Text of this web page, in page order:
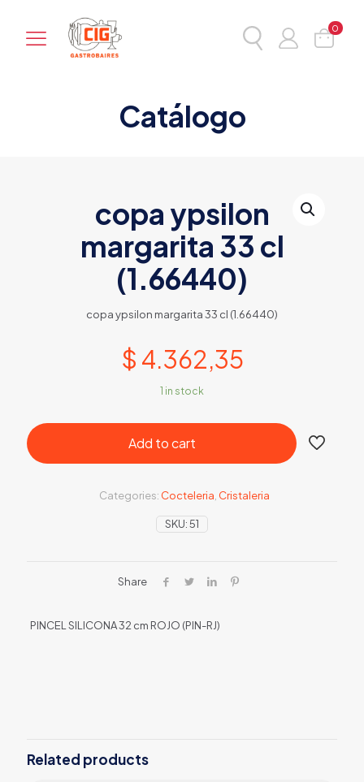
0
Catálogo
copa ypsilon
margarita 33 cl
(1.66440)
copa ypsilon margarita 33 cl (1.66440)
$ 4.362,35
1 in stock
Add to cart
SKU:51
Categories: Cocteleria Cristaleria
Share
PINCEL SILICONA 32 cm ROJO (PIN-RJ)
Related products